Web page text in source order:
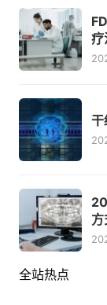
疗
干
方
全站热点